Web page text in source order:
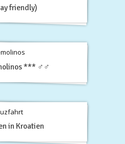
friendly)
*** ♂♂
in Kroatien